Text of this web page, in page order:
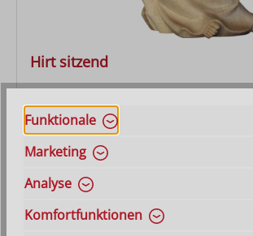
Hirt sitzend
Regulärer Preis:
27,90 €
Funktionale
Marketing
Analyse
Komfortfunktionen